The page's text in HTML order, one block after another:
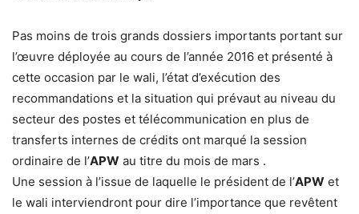
Pas moins de trois grands dossiers importants portant sur
l’œuvre déployée au cours de l’année 2016 et présenté à
cette occasion par le wali, l’état d’exécution des
recommandations et la situation qui prévaut au niveau du
secteur des postes et télécommunication en plus de
transferts internes de crédits ont marqué la session
ordinaire de l’APW au titre du mois de mars .
Une session à l’issue de laquelle le président de l’APW et
le wali interviendront pour dire l’importance que revêtent